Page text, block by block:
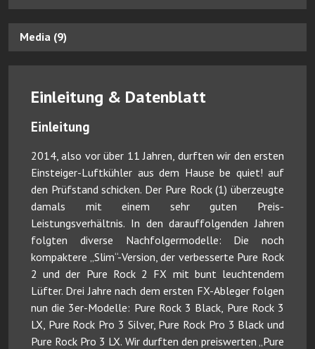
Media (9)
Einleitung & Datenblatt
Einleitung
2014, also vor über 11 Jahren, durften wir den ersten
Einsteiger-Luftkühler aus dem Hause be quiet! auf
den Prüfstand schicken. Der Pure Rock (1) überzeugte
damals mit einem sehr guten Preis-
Leistungsverhältnis. In den darauffolgenden Jahren
folgten diverse Nachfolgermodelle: Die noch
kompaktere „Slim“-Version, der verbesserte Pure Rock
2 und der Pure Rock 2 FX mit bunt leuchtendem
Lüfter. Drei Jahre nach dem ersten FX-Ableger folgen
nun die 3er-Modelle: Pure Rock 3 Black, Pure Rock 3
LX, Pure Rock Pro 3 Silver, Pure Rock Pro 3 Black und
Pure Rock Pro 3 LX. Wir durften den preiswerten „Pure